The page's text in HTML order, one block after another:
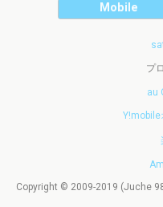
Mobile
プ
au
Y!mobile
Copyright © 2009-2019 (Juche